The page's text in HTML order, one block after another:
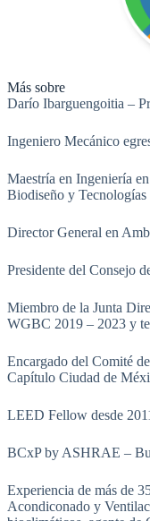
Más sobre
Darío Ibarguengoitia –
Ingeniero Mecánico
Maestría en Ingeniería
Biodiseño y Tecnologías
Director General en
Presidente del Consejo
Miembro de la Junta
WGBC 2019 – 2023 y
Encargado del Comité
Capítulo Ciudad de
LEED Fellow desde
BCxP by ASHRAE –
Experiencia de más de
Acondiconado y